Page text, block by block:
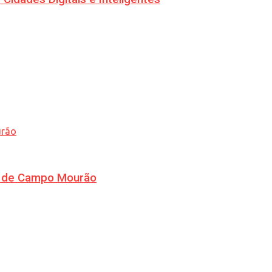
Campo Mourão